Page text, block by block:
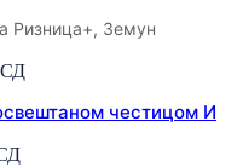
Ризница+, Земун
честицом И